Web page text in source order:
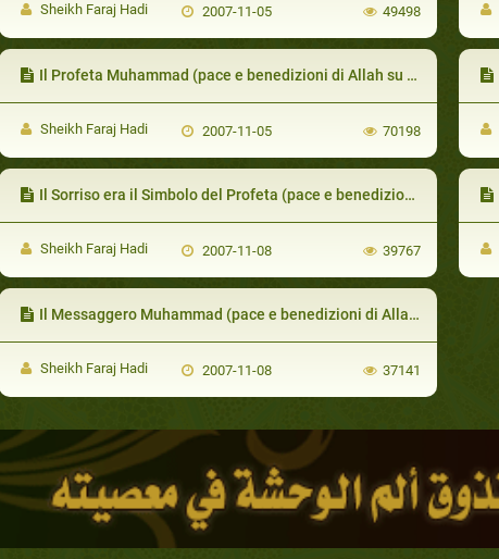
Sheikh Faraj Hadi 2007-11-05 49498
Il Profeta Muhammad (pace e benedizioni di Allah su di lui) Con Se Stesso
Sheikh Faraj Hadi 2007-11-05 70198
Il Sorriso era il Simbolo del Profeta (pace e benedizioni di Allah su di lui)
Sheikh Faraj Hadi 2007-11-08 39767
Il Messaggero Muhammad (pace e benedizioni di Allah su di lui) i Suoi Principi di Igiene e Cura dell’Ambiente
Sheikh Faraj Hadi 2007-11-08 37141